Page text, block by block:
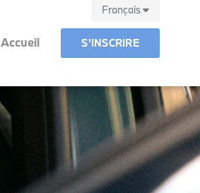
Accueil S'INSCRIRE
Français